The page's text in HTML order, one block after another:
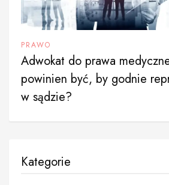
PRAWO
Adwokat do prawa
powinien być, by godnie
w sądzie?
Kategorie